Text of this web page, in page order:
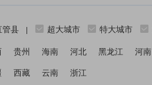
管县 超大城市 特大城市
贵州 海南 河北 黑龙江 河南
西藏 云南 浙江